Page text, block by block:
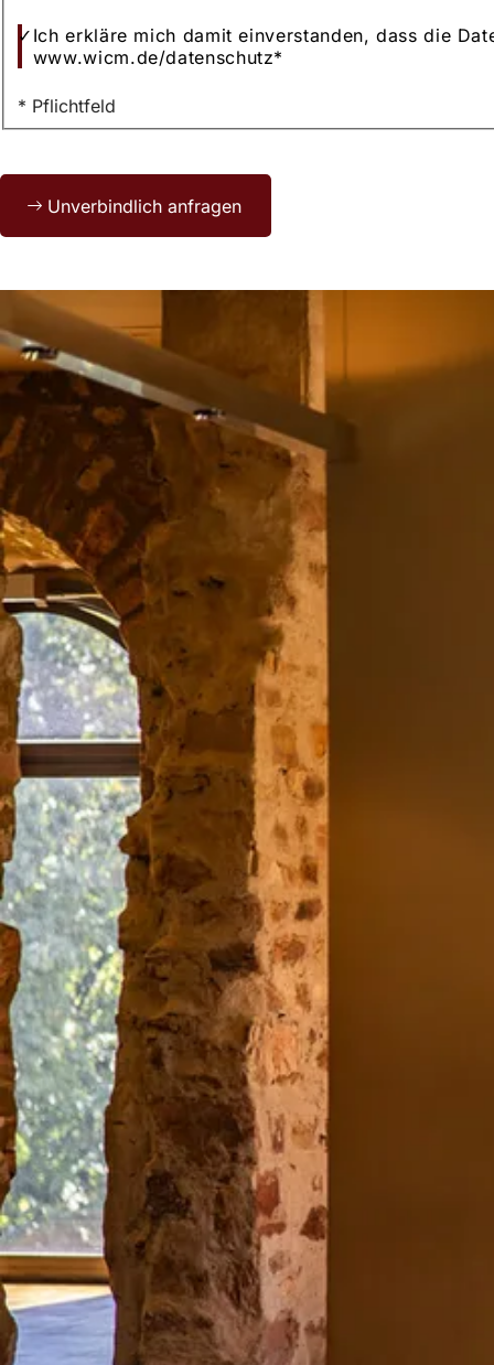
Ich erkläre mich damit einverstanden, dass die
www.wicm.de/datenschutz*
* Pflichtfeld
Bitte
lassen
Sie
leer.
Unverbindlich anfragen